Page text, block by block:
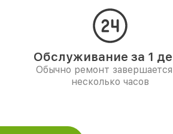
Обслуживание за 1
Обычно ремонт завершается
несколько часов